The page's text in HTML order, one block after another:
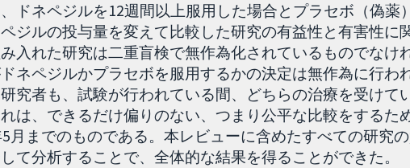
ドネペジルを12週間以上服用した場合とプラセボ（偽薬
ジルの投与量を変えて比較した研究の有益性と有害性に
入れた研究は二重盲検で無作為化されているものでなけ
ネペジルかプラセボを服用するかの決定は無作為に行わ
究者も、試験が行われている間、どちらの治療を受けて
は、できるだけ偏りのない、つまり公平な比較をするた
月までのものである。本レビューに含めたすべての研究の
て分析することで、全体的な結果を得ることができた。